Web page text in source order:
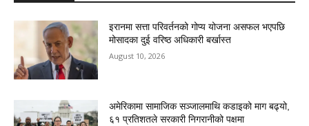
इरानमा सत्ता परिवर्तनको गोप्य योजना असफल भएपछि
मोसादका दुई वरिष्ठ अधिकारी बर्खास्त
August 10, 2026
अमेरिकामा सामाजिक सञ्जालमाथि कडाइको माग बढ्यो,
६१ प्रतिशतले सरकारी निगरानीको पक्षमा